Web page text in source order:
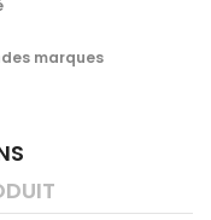
marques